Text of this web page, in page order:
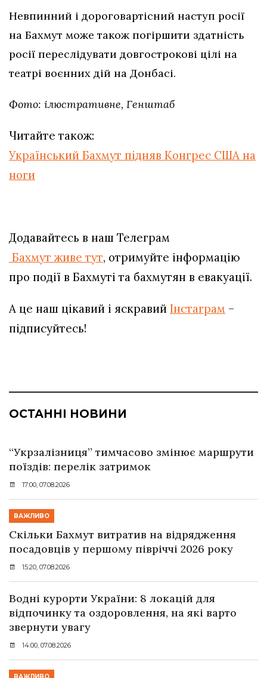
Невпинний і дороговартісний наступ росії
на Бахмут може також погіршити здатність
росії переслідувати довгострокові цілі на
театрі воєнних дій на Донбасі.
Фото: ілюстративне, Генштаб
Читайте також:
Український Бахмут підняв Конгрес США на
ноги
Додавайтесь в наш Телеграм
Бахмут живе тут, отримуйте інформацію
про події в Бахмуті та бахмутян в евакуації.
А це наш цікавий і яскравий Інстаграм –
підписуйтесь!
ОСТАННІ НОВИНИ
“Укрзалізниця” тимчасово змінює маршрути
поїздів: перелік затримок
17:00, 07.08.2026
ВАЖЛИВО
Скільки Бахмут витратив на відрядження
посадовців у першому півріччі 2026 року
15:20, 07.08.2026
Водні курорти України: 8 локацій для
відпочинку та оздоровлення, на які варто
звернути увагу
14:00, 07.08.2026
ВАЖЛИВО